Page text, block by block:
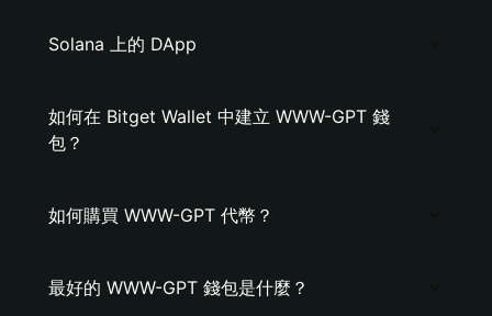
Solana 上的 DApp
如何在 Bitget Wallet 中建立 WWW-GPT 錢
包？
如何購買 WWW-GPT 代幣？
最好的 WWW-GPT 錢包是什麼？